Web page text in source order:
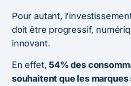
Pour autant,
doit être progressif,
innovant.
En effet, 54% des
souhaitent que les